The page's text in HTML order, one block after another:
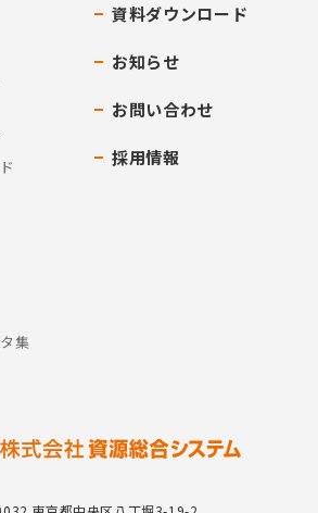
集
資料ダウンロード
お知らせ
お問い合わせ
採用情報